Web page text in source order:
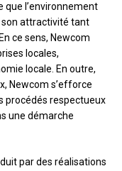
que l’environnement
son attractivité tant
ce sens, Newcom
locales,
locale. En outre,
Newcom s’efforce
procédés respectueux
une démarche
par des réalisations